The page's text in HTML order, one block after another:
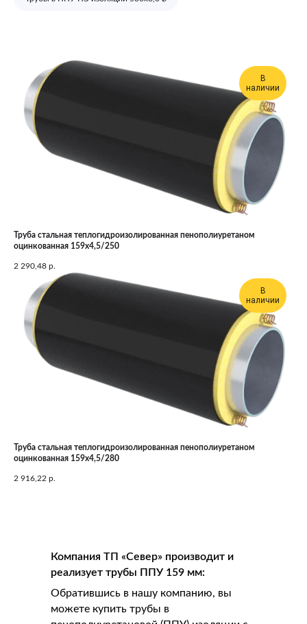
В
наличии
Труба стальная теплогидроизолированная пенополиуретаном
оцинкованная 159х4,5/250
2 290,48 р.
В
наличии
Труба стальная теплогидроизолированная пенополиуретаном
оцинкованная 159х4,5/280
2 916,22 р.
Компания ТП «Север» производит и
реализует трубы ППУ 159 мм:
Обратившись в нашу компанию, вы
можете купить трубы в